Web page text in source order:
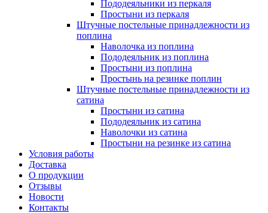
Пододеяльники из перкаля
Простыни из перкаля
Штучные постельные принадлежности из
поплина
Наволочка из поплина
Пододеяльник из поплина
Простыни из поплина
Простынь на резинке поплин
Штучные постельные принадлежности из
сатина
Простыни из сатина
Пододеяльник из сатина
Наволочки из сатина
Простыни на резинке из сатина
Условия работы
Доставка
О продукции
Отзывы
Новости
Контакты